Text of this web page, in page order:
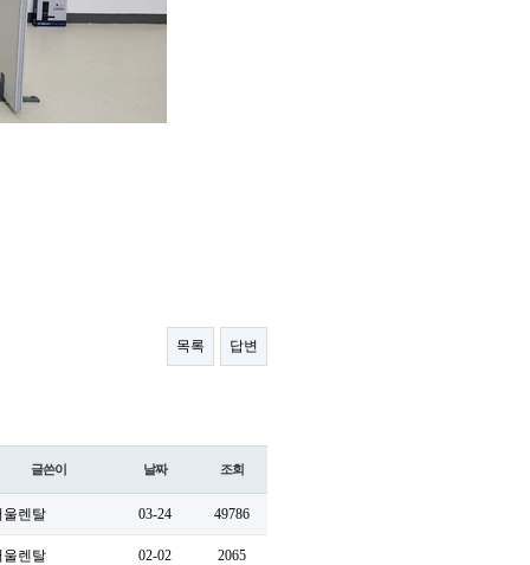
목록 답변
글쓴이 날짜 조회
울렌탈 03-24 49786
울렌탈 02-02 2065